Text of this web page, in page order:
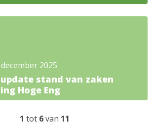
2025
update stand van zaken
Hoge Eng
1 tot 6van 11